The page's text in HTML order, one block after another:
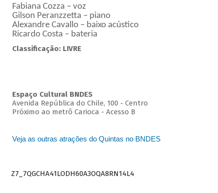
Fabiana Cozza – voz
Gilson Peranzzetta – piano
Alexandre Cavallo – baixo acústico
Ricardo Costa – bateria
Classificação: LIVRE
Espaço Cultural BNDES
Avenida República do Chile, 100 - Centro
Próximo ao metrô Carioca - Acesso B
Veja as outras atrações do Quintas no BNDES
Z7_7QGCHA41LODH60A3OQA8RN14L4